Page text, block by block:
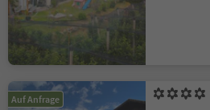
Auf Anfrage